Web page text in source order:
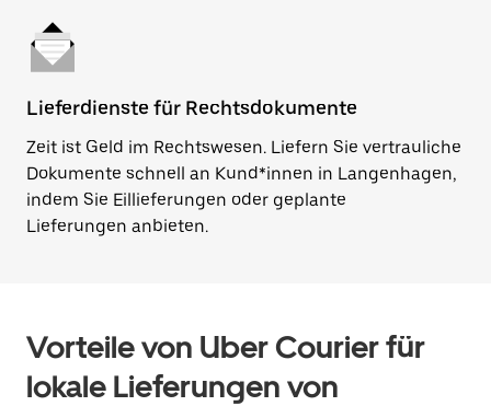
Lieferdienste für Rechtsdokumente
Zeit ist Geld im Rechtswesen. Liefern Sie vertrauliche
Dokumente schnell an Kund*innen in Langenhagen,
indem Sie Eillieferungen oder geplante
Lieferungen anbieten.
Vorteile von Uber Courier für
lokale Lieferungen von